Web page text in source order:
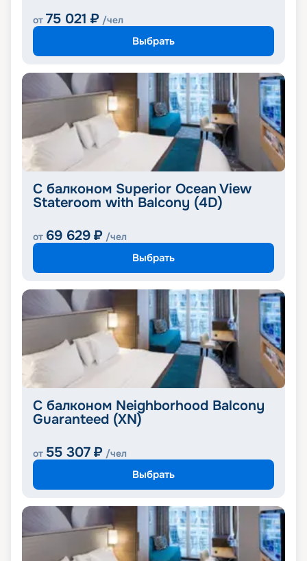
от 75 021 ₽ /чел
Выбрать
С балконом Superior Ocean View
Stateroom with Balcony (4D)
от 69 629 ₽ /чел
Выбрать
С балконом Neighborhood Balcony
Guaranteed (XN)
от 55 307 ₽ /чел
Выбрать